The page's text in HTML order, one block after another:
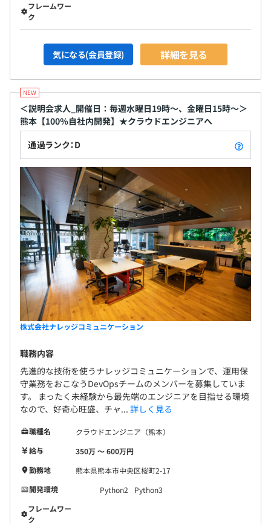
フレームワー
ク
気になる(会員登録) 詳細を見る
＜説明会求人_開催日：毎週水曜日19時～、金曜日15時〜＞
熊本【100％自社内開発】★クラウドエンジニアへ
通過ランク：D
株式会社ナレッジコミュニケーション
職務内容
先進的な技術を使うナレッジコミュニケーションで、運用保
守業務をおこなうDevOpsチームのメンバーを募集していま
す。 まったく未経験から最先端のエンジニアを目指せる環境
なので、好奇心旺盛、チャ... 詳しく見る
職種名
クラウドエンジニア（熊本）
給与
350万 〜 600万円
勤務地
熊本県熊本市中央区桜町2-17
開発環境
Python2
Python3
フレームワー
ク